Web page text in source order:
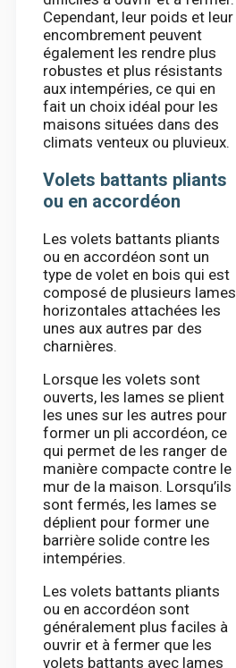
Cependant, leur poids et leur
encombrement peuvent
également les rendre plus
robustes et plus résistants
aux intempéries, ce qui en
fait un choix idéal pour les
maisons situées dans des
climats venteux ou pluvieux.
Volets battants pliants
ou en accordéon
Les volets battants pliants
ou en accordéon sont un
type de volet en bois qui est
composé de plusieurs lames
horizontales attachées les
unes aux autres par des
charnières.
Lorsque les volets sont
ouverts, les lames se plient
les unes sur les autres pour
former un pli accordéon, ce
qui permet de les ranger de
manière compacte contre le
mur de la maison. Lorsqu’ils
sont fermés, les lames se
déplient pour former une
barrière solide contre les
intempéries.
Les volets battants pliants
ou en accordéon sont
généralement plus faciles à
ouvrir et à fermer que les
volets battants avec lames